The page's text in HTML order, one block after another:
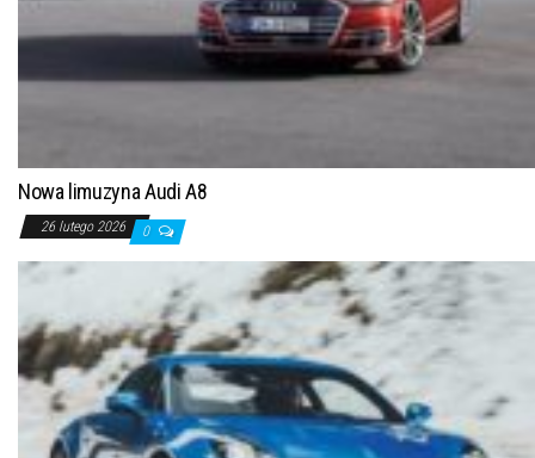
Nowa limuzyna Audi A8
26 lutego 2026 0